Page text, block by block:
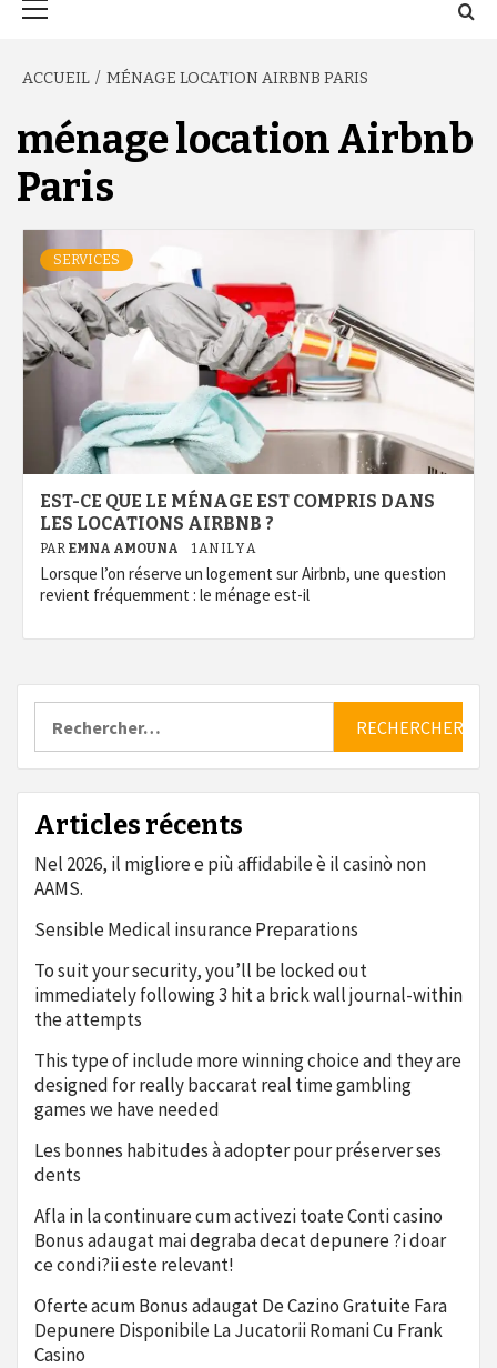
ACCUEIL MÉNAGE LOCATION AIRBNB PARIS
ménage location Airbnb
Paris
SERVICES
EST-CE QUE LE MÉNAGE EST COMPRIS DANS
LES LOCATIONS AIRBNB ?
PAR EMNA AMOUNA 1 AN IL Y A
Lorsque l’on réserve un logement sur Airbnb, une question
revient fréquemment : le ménage est-il
Articles récents
Nel 2026, il migliore e più affidabile è il casinò non
AAMS.
Sensible Medical insurance Preparations
To suit your security, you’ll be locked out
immediately following 3 hit a brick wall journal-within
the attempts
This type of include more winning choice and they are
designed for really baccarat real time gambling
games we have needed
Les bonnes habitudes à adopter pour préserver ses
dents
Afla in la continuare cum activezi toate Conti casino
Bonus adaugat mai degraba decat depunere ?i doar
ce condi?ii este relevant!
Oferte acum Bonus adaugat De Cazino Gratuite Fara
Depunere Disponibile La Jucatorii Romani Cu Frank
Casino